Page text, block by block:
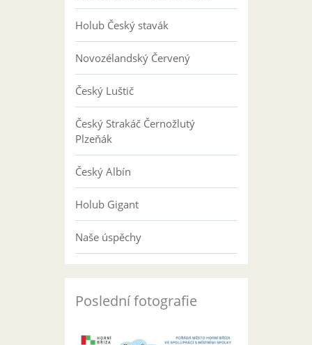
Holub Český stavák
Novozélandský Červený
Český Luštič
Český Strakáč Černožlutý
Plzeňák
Český Albín
Holub Gigant
Naše úspěchy
Poslední fotografie